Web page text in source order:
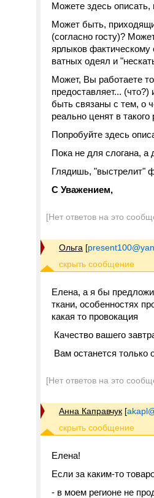
Можете здесь описать,
Может быть,
(согласно госту)?
ярлыков фактическому
ватных одеял и
Может, Вы работаете
предоставляет...
быть связаны с тем, о
реально ценят в
Попробуйте здесь
Пока не для слогана,
Глядишь, "выстрелит"
С Уважением,
[Нет ответов на это
Ольга [
Елена, а я бы
ткани, особенностях
какая то провокация
Качество вашего
Вам останется только
[Нет ответов на это
Анна Каправчук [
Елена!
Если за каким-то
- в моем регионе не